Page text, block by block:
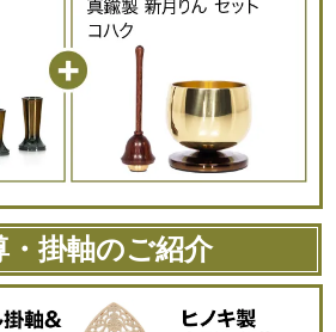
・掛軸のご紹介